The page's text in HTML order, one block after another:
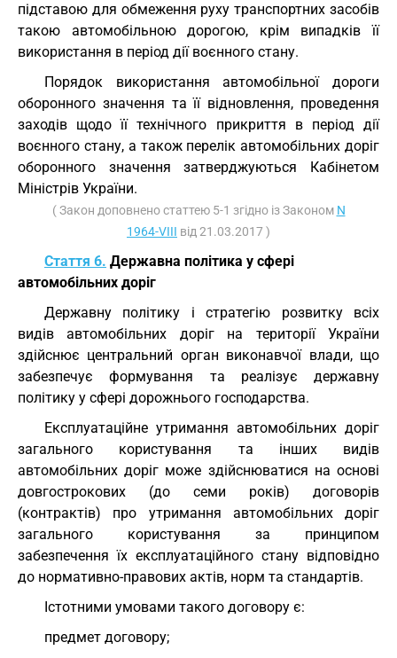
підставою для обмеження руху транспортних засобів
такою автомобільною дорогою, крім випадків її
використання в період дії воєнного стану.
Порядок використання автомобільної дороги
оборонного значення та її відновлення, проведення
заходів щодо її технічного прикриття в період дії
воєнного стану, а також перелік автомобільних доріг
оборонного значення затверджуються Кабінетом
Міністрів України.
( Закон доповнено статтею 5-1 згідно із Законом N
1964-VIII від 21.03.2017 )
Стаття 6. Державна політика у сфері
автомобільних доріг
Державну політику і стратегію розвитку всіх
видів автомобільних доріг на території України
здійснює центральний орган виконавчої влади, що
забезпечує формування та реалізує державну
політику у сфері дорожнього господарства.
Експлуатаційне утримання автомобільних доріг
загального користування та інших видів
автомобільних доріг може здійснюватися на основі
довгострокових (до семи років) договорів
(контрактів) про утримання автомобільних доріг
загального користування за принципом
забезпечення їх експлуатаційного стану відповідно
до нормативно-правових актів, норм та стандартів.
Істотними умовами такого договору є:
предмет договору;